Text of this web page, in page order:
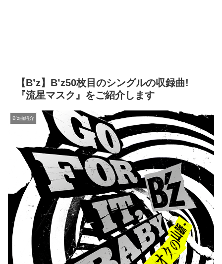
【B’z】B’z50枚目のシングルの収録曲!
『流星マスク』をご紹介します
B'z曲紹介